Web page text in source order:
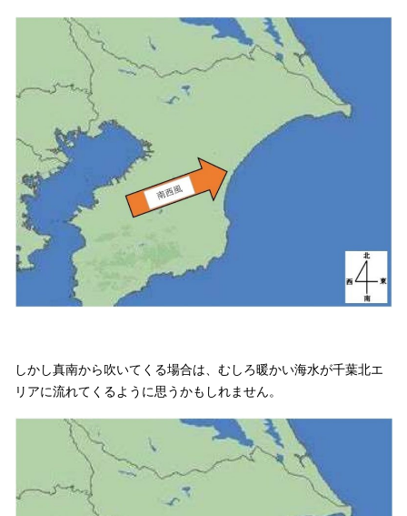
しかし真南から吹いてくる場合は、むしろ暖かい海水が千葉北エ
リアに流れてくるように思うかもしれません。